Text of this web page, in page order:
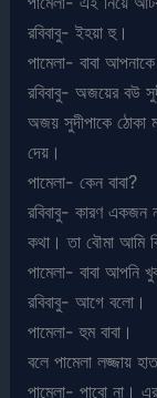
রবিবাবু- ইহয়া হু।
পামেলা- বাবা
রবিবাবু- অজয়ের বউ
অজয় সুদীপাকে ঠোকা
দেয়।
পামেলা- কেন বাবা?
রবিবাবু- কারণ একজন
কথা। তা বৌমা আমি
পামেলা- বাবা আপনি
রবিবাবু- আগে বলো।
পামেলা- হুম বাবা।
বলে পামেলা লজ্জায়
পামেলা- পাবো না।